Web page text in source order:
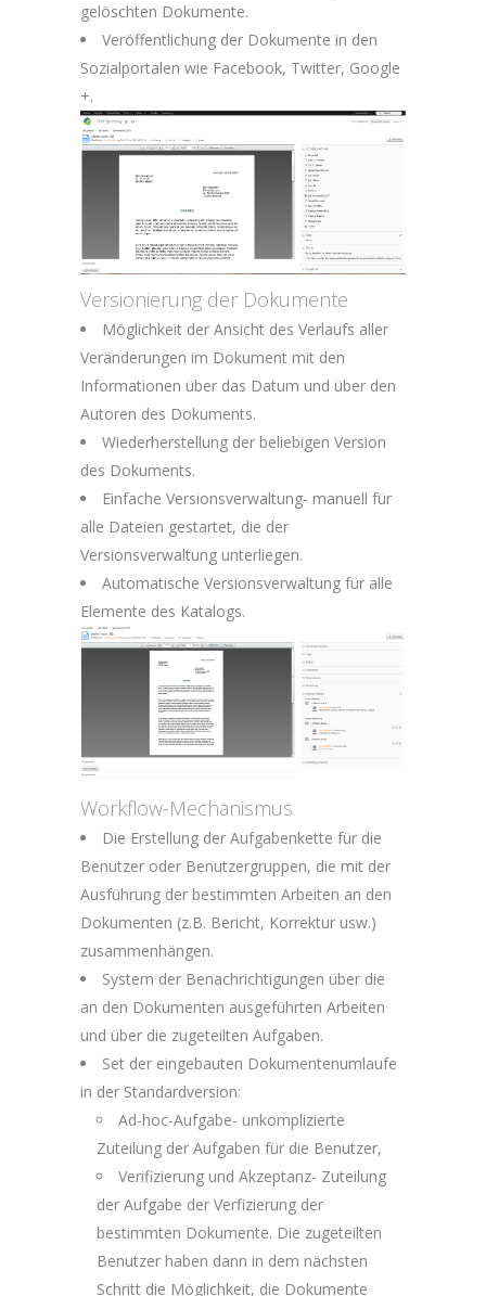
gelöschten Dokumente.
Veröffentlichung der Dokumente in den
Sozialportalen wie Facebook, Twitter, Google
+.
Versionierung der Dokumente
Möglichkeit der Ansicht des Verlaufs aller
Veränderungen im Dokument mit den
Informationen über das Datum und über den
Autoren des Dokuments.
Wiederherstellung der beliebigen Version
des Dokuments.
Einfache Versionsverwaltung- manuell für
alle Dateien gestartet, die der
Versionsverwaltung unterliegen.
Automatische Versionsverwaltung für alle
Elemente des Katalogs.
Workflow-Mechanismus
Die Erstellung der Aufgabenkette für die
Benutzer oder Benutzergruppen, die mit der
Ausführung der bestimmten Arbeiten an den
Dokumenten (z.B. Bericht, Korrektur usw.)
zusammenhängen.
System der Benachrichtigungen über die
an den Dokumenten ausgeführten Arbeiten
und über die zugeteilten Aufgaben.
Set der eingebauten Dokumentenumlaufe
in der Standardversion:
Ad-hoc-Aufgabe- unkomplizierte
Zuteilung der Aufgaben für die Benutzer,
Verifizierung und Akzeptanz- Zuteilung
der Aufgabe der Verfizierung der
bestimmten Dokumente. Die zugeteilten
Benutzer haben dann in dem nächsten
Schritt die Möglichkeit, die Dokumente